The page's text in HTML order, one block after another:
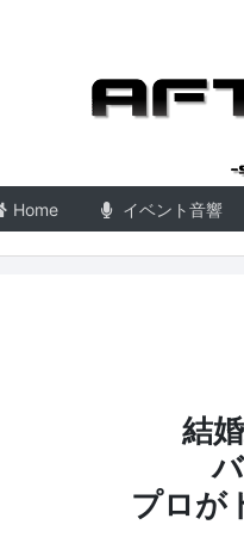
音響会社・
Home イベント音響
結
プロが